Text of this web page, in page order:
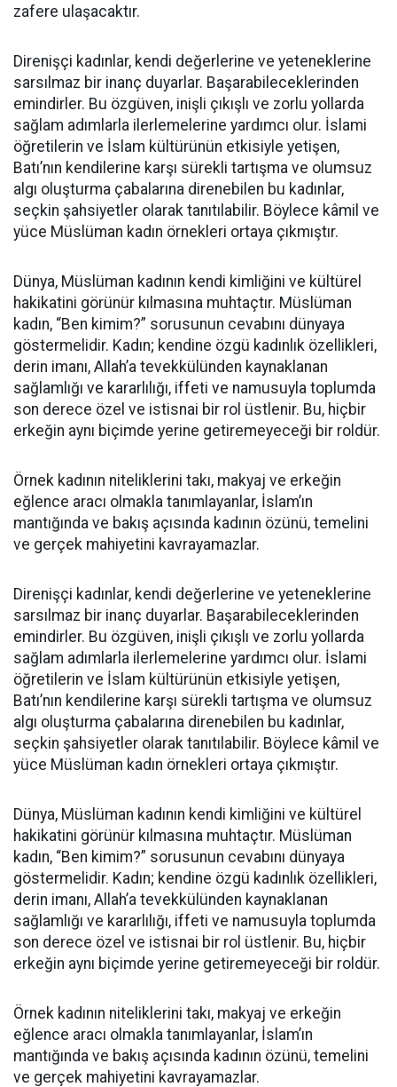
zafere ulaşacaktır.
Direnişçi kadınlar, kendi değerlerine ve yeteneklerine
sarsılmaz bir inanç duyarlar. Başarabileceklerinden
emindirler. Bu özgüven, inişli çıkışlı ve zorlu yollarda
sağlam adımlarla ilerlemelerine yardımcı olur. İslami
öğretilerin ve İslam kültürünün etkisiyle yetişen,
Batı’nın kendilerine karşı sürekli tartışma ve olumsuz
algı oluşturma çabalarına direnebilen bu kadınlar,
seçkin şahsiyetler olarak tanıtılabilir. Böylece kâmil ve
yüce Müslüman kadın örnekleri ortaya çıkmıştır.
Dünya, Müslüman kadının kendi kimliğini ve kültürel
hakikatini görünür kılmasına muhtaçtır. Müslüman
kadın, “Ben kimim?” sorusunun cevabını dünyaya
göstermelidir. Kadın; kendine özgü kadınlık özellikleri,
derin imanı, Allah’a tevekkülünden kaynaklanan
sağlamlığı ve kararlılığı, iffeti ve namusuyla toplumda
son derece özel ve istisnai bir rol üstlenir. Bu, hiçbir
erkeğin aynı biçimde yerine getiremeyeceği bir roldür.
Örnek kadının niteliklerini takı, makyaj ve erkeğin
eğlence aracı olmakla tanımlayanlar, İslam’ın
mantığında ve bakış açısında kadının özünü, temelini
ve gerçek mahiyetini kavrayamazlar.
Direnişçi kadınlar, kendi değerlerine ve yeteneklerine
sarsılmaz bir inanç duyarlar. Başarabileceklerinden
emindirler. Bu özgüven, inişli çıkışlı ve zorlu yollarda
sağlam adımlarla ilerlemelerine yardımcı olur. İslami
öğretilerin ve İslam kültürünün etkisiyle yetişen,
Batı’nın kendilerine karşı sürekli tartışma ve olumsuz
algı oluşturma çabalarına direnebilen bu kadınlar,
seçkin şahsiyetler olarak tanıtılabilir. Böylece kâmil ve
yüce Müslüman kadın örnekleri ortaya çıkmıştır.
Dünya, Müslüman kadının kendi kimliğini ve kültürel
hakikatini görünür kılmasına muhtaçtır. Müslüman
kadın, “Ben kimim?” sorusunun cevabını dünyaya
göstermelidir. Kadın; kendine özgü kadınlık özellikleri,
derin imanı, Allah’a tevekkülünden kaynaklanan
sağlamlığı ve kararlılığı, iffeti ve namusuyla toplumda
son derece özel ve istisnai bir rol üstlenir. Bu, hiçbir
erkeğin aynı biçimde yerine getiremeyeceği bir roldür.
Örnek kadının niteliklerini takı, makyaj ve erkeğin
eğlence aracı olmakla tanımlayanlar, İslam’ın
mantığında ve bakış açısında kadının özünü, temelini
ve gerçek mahiyetini kavrayamazlar.